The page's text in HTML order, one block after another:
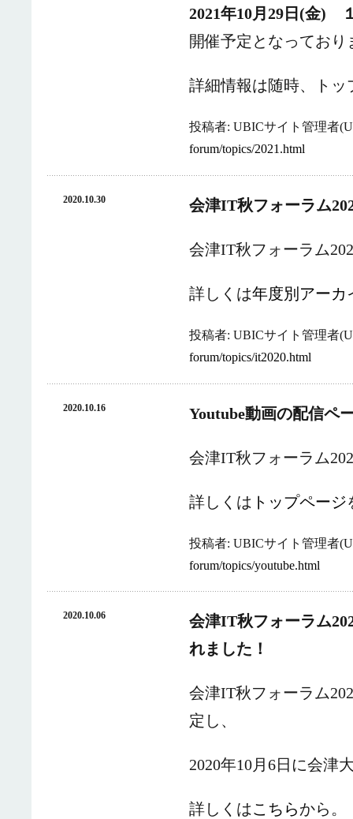
2021年10月29日(金)
開催予定となっており
詳細情報は随時、ト
投稿者: UBICサイト管理者
forum/topics/2021.html
2020.10.30 会津IT秋フォーラム
会津IT秋フォーラム
詳しくは年度別アーカ
投稿者: UBICサイト管理者
forum/topics/it2020.html
2020.10.16 Youtube動画の配信ペ
会津IT秋フォーラム
詳しくは トップページ
投稿者: UBICサイト管理者
forum/topics/youtube.html
2020.10.06
会津IT秋フォーラム
れました！
会津IT秋フォーラム
定し、
2020年10月6日に会津
詳しくはこちらから。